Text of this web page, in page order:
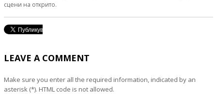
сцени на открито.
LEAVE A COMMENT
Make sure you enter all the required information, indicated by an
asterisk (*). HTML code is not allowed.